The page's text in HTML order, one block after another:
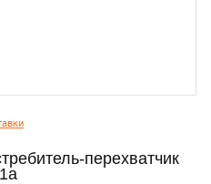
перехватчик